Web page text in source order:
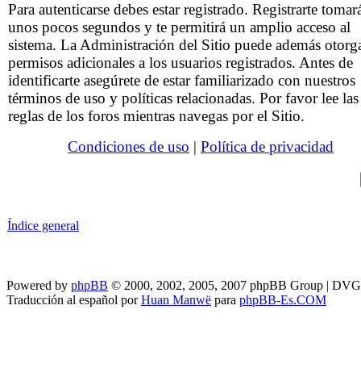
Para autenticarse debes estar registrado. Registrarte
unos pocos segundos y te permitirá un amplio acceso al
sistema. La Administración del Sitio puede además
permisos adicionales a los usuarios registrados. Antes de
identificarte asegúrete de estar familiarizado con nuestros
términos de uso y políticas relacionadas. Por favor lee las
reglas de los foros mientras navegas por el Sitio.
Condiciones de uso | Política de privacidad
Índice general
Powered by phpBB © 2000, 2002, 2005, 2007 phpBB Group |
Traducción al español porHuan Manwë para phpBB-Es.COM